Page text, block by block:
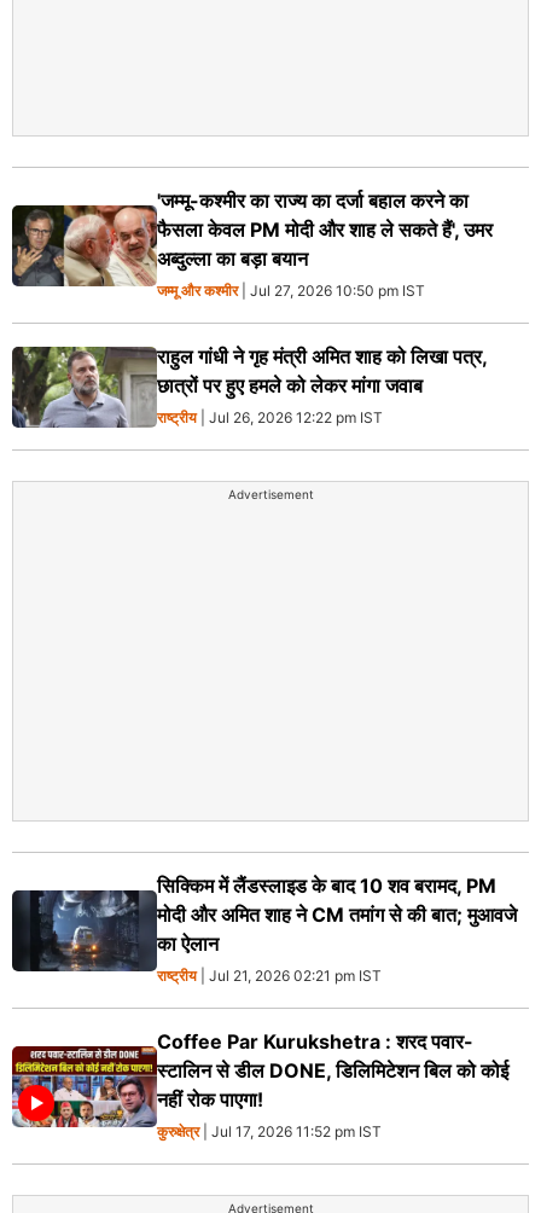
'जम्मू-कश्मीर का राज्य का दर्जा बहाल करने का
फैसला केवल PM मोदी और शाह ले सकते हैं', उमर
अब्दुल्ला का बड़ा बयान
जम्मू और कश्मीर| Jul 27, 2026 10:50 pm IST
राहुल गांधी ने गृह मंत्री अमित शाह को लिखा पत्र,
छात्रों पर हुए हमले को लेकर मांगा जवाब
राष्ट्रीय| Jul 26, 2026 12:22 pm IST
Advertisement
सिक्किम में लैंडस्लाइड के बाद 10 शव बरामद, PM
मोदी और अमित शाह ने CM तमांग से की बात; मुआवजे
का ऐलान
राष्ट्रीय| Jul 21, 2026 02:21 pm IST
Coffee Par Kurukshetra : शरद पवार-
स्टालिन से डील DONE, डिलिमिटेशन बिल को कोई
नहीं रोक पाएगा!
कुरुक्षेत्र| Jul 17, 2026 11:52 pm IST
Advertisement